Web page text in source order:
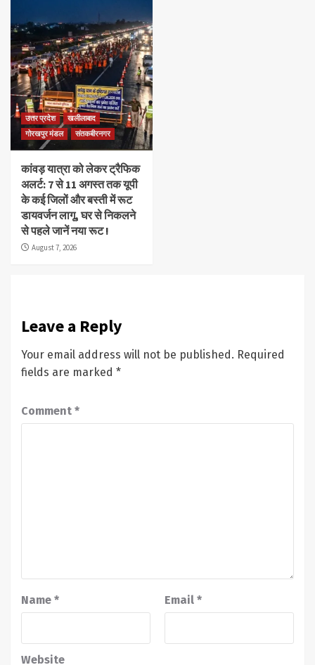
उत्तर प्रदेश
खलीलाबाद
गोरखपुर मंडल
संतकबीरनगर
कांवड़ यात्रा को लेकर ट्रैफिक
अलर्ट: 7 से 11 अगस्त तक यूपी
के कई जिलों और बस्ती में रूट
डायवर्जन लागू, घर से निकलने
से पहले जानें नया रूट !
August 7, 2026
Leave a Reply
Your email address will not be published. Required
fields are marked *
Comment *
Name * Email *
Website